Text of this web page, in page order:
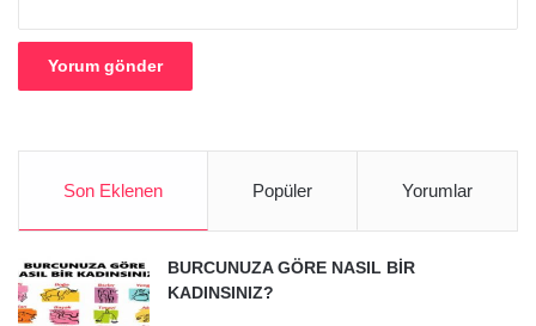
Son Eklenen Popüler Yorumlar
BURCUNUZA GÖRE NASIL BİR
KADINSINIZ?